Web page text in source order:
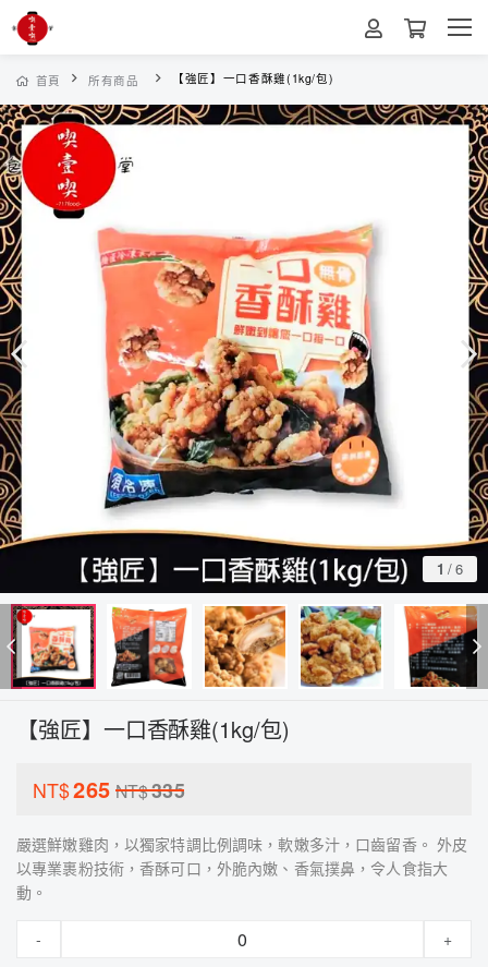
首頁 所有商品 【強匠】一口香酥雞(1kg/包)
1 /6
【強匠】一口香酥雞(1kg/包)
NT$265 NT$335
嚴選鮮嫩雞肉，以獨家特調比例調味，軟嫩多汁，口齒留香。 外皮
以專業裹粉技術，香酥可口，外脆內嫩、香氣撲鼻，令人食指大
動。
-
+